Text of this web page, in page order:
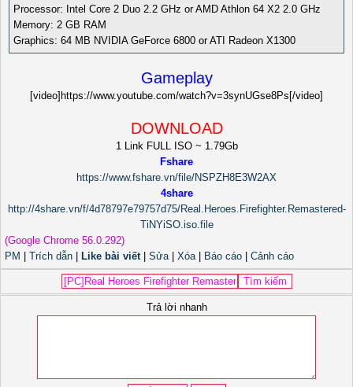
Processor: Intel Core 2 Duo 2.2 GHz or AMD Athlon 64 X2 2.0 GHz
Memory: 2 GB RAM
Graphics: 64 MB NVIDIA GeForce 6800 or ATI Radeon X1300
Gameplay
[video]https://www.youtube.com/watch?v=3synUGse8Ps[/video]
DOWNLOAD
1 Link FULL ISO ~ 1.79Gb
Fshare
https://www.fshare.vn/file/NSPZH8E3W2AX
4share
http://4share.vn/f/4d78797e79757d75/Real.Heroes.Firefighter.Remastered-
TiNYiSO.iso.file
(Google Chrome 56.0.292)
PM | Trích dẫn | Like bài viết | Sửa | Xóa | Báo cáo | Cảnh cáo
Trả lời nhanh